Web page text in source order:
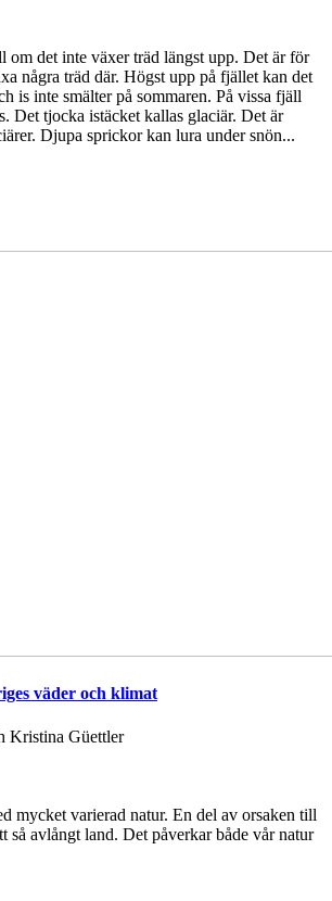
om det inte växer träd längst upp. Det är för
några träd där. Högst upp på fjället kan det
is inte smälter på sommaren. På vissa fjäll
Det tjocka istäcket kallas glaciär. Det är
Djupa sprickor kan lura under snön...
väder och klimat
Kristina Güettler
mycket varierad natur. En del av orsaken till
så avlångt land. Det påverkar både vår natur